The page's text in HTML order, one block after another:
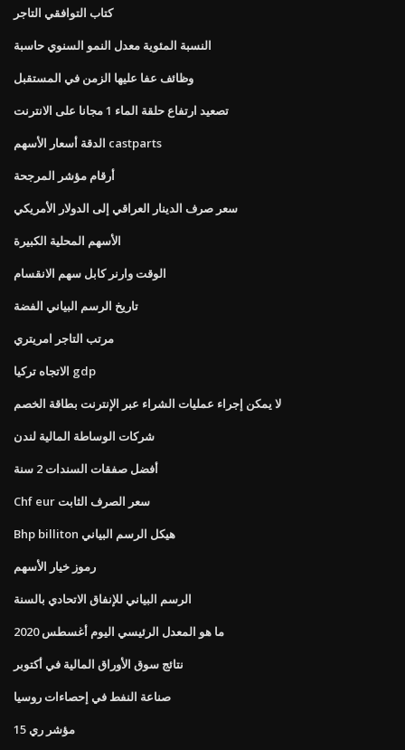
كتاب التوافقي التاجر
النسبة المئوية معدل النمو السنوي حاسبة
وظائف عفا عليها الزمن في المستقبل
تصعيد ارتفاع حلقة الماء 1 مجانا على الانترنت
الدقة أسعار الأسهم castparts
أرقام مؤشر المرجحة
سعر صرف الدينار العراقي إلى الدولار الأمريكي
الأسهم المحلية الكبيرة
الوقت وارنر كابل سهم الانقسام
تاريخ الرسم البياني الفضة
مرتب التاجر امريتري
الاتجاه تركيا gdp
لا يمكن إجراء عمليات الشراء عبر الإنترنت بطاقة الخصم
شركات الوساطة المالية لندن
أفضل صفقات السندات 2 سنة
Chf eur سعر الصرف الثابت
Bhp billiton هيكل الرسم البياني
رموز خيار الأسهم
الرسم البياني للإنفاق الاتحادي بالسنة
ما هو المعدل الرئيسي اليوم أغسطس 2020
نتائج سوق الأوراق المالية في أكتوبر
صناعة النفط في إحصاءات روسيا
مؤشر ري 15